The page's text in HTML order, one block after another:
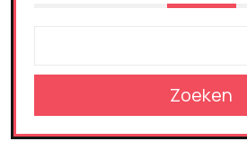
Zoeken